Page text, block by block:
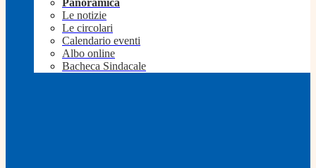
Panoramica
Le notizie
Le circolari
Calendario eventi
Albo online
Bacheca Sindacale